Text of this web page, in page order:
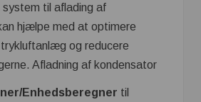
til aflading af
hjælpe med at optimere
og reducere
Afladning af kondensator
Enhedsberegner til